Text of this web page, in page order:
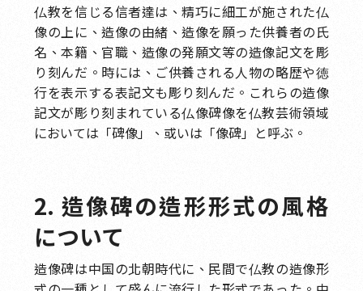
仏教を信じる信者達は、精巧に細工が施された仏
像の上に、造像の由緒、造像を願った供養者の氏
名、本籍、官職、造像の発願文等の造像記文を彫
り刻んだ。時には、ご供養される人物の略歴や徳
行を表示する表記文も彫り刻んだ。これらの造像
記文が彫り刻まれている仏像碑像を仏教芸術領域
においては「碑像」、或いは「像碑」と呼ぶ。
2. 造像碑の造形形式の風格
について
造像碑は中国の北朝時代に、民間で仏教の造像形